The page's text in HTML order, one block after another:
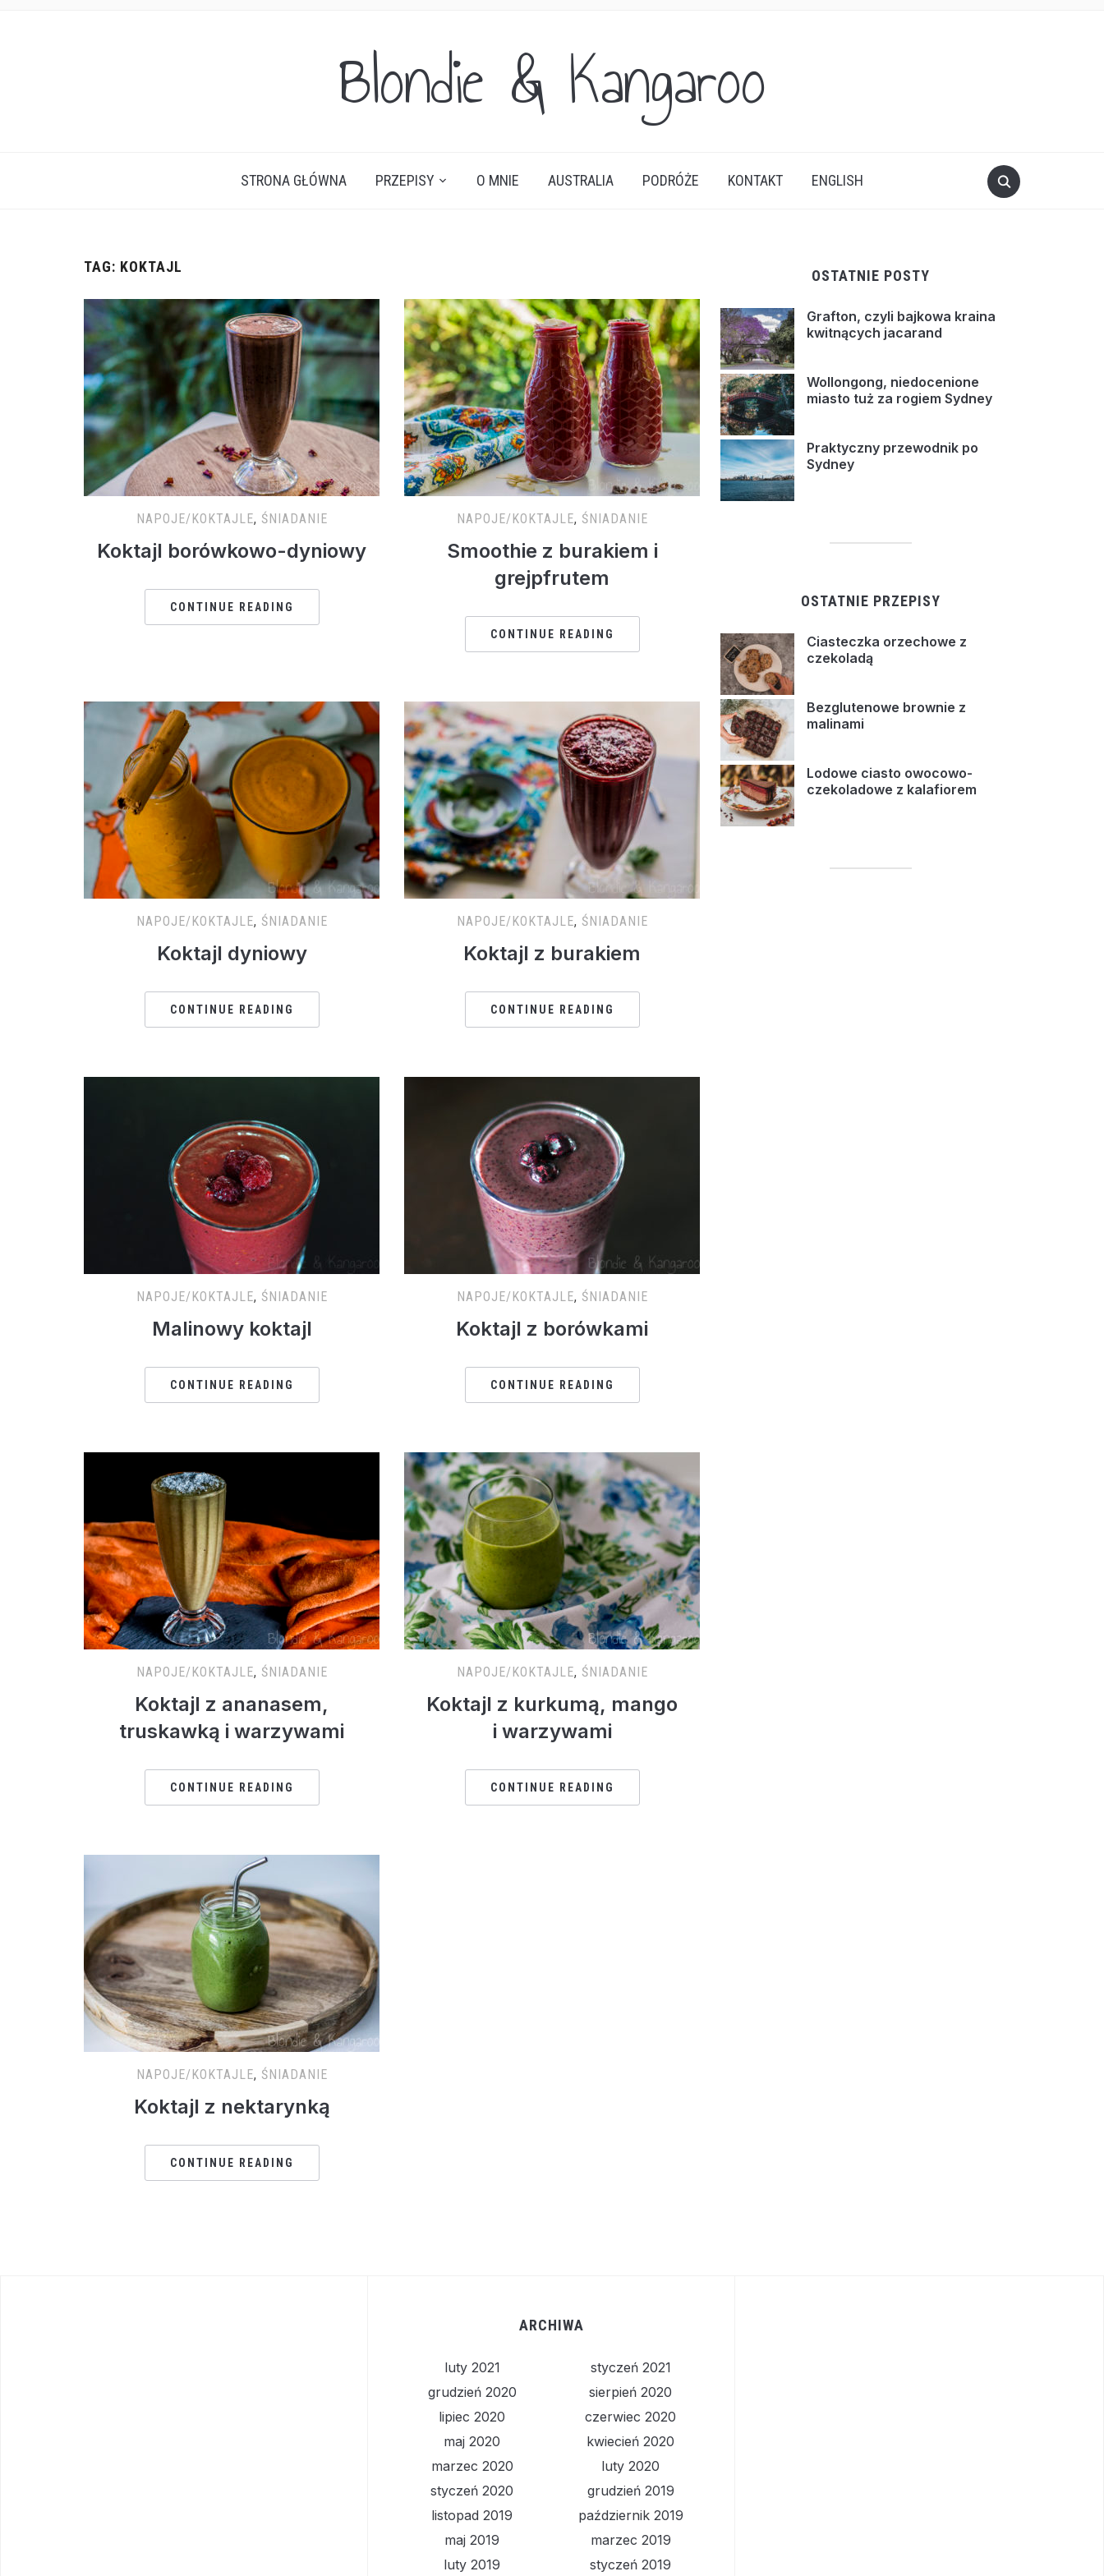
Blondie & Kangaroo
STRONA GŁÓWNA PRZEPISY O MNIE AUSTRALIA PODRÓŻE KONTAKT ENGLISH
TAG: KOKTAJL
NAPOJE/KOKTAJLE, ŚNIADANIE
Koktajl borówkowo-dyniowy
CONTINUE READING
NAPOJE/KOKTAJLE, ŚNIADANIE
Smoothie z burakiem i
grejpfrutem
CONTINUE READING
NAPOJE/KOKTAJLE, ŚNIADANIE
Koktajl dyniowy
CONTINUE READING
NAPOJE/KOKTAJLE, ŚNIADANIE
Koktajl z burakiem
CONTINUE READING
NAPOJE/KOKTAJLE, ŚNIADANIE
Malinowy koktajl
CONTINUE READING
NAPOJE/KOKTAJLE, ŚNIADANIE
Koktajl z borówkami
CONTINUE READING
NAPOJE/KOKTAJLE, ŚNIADANIE
Koktajl z ananasem,
truskawką i warzywami
CONTINUE READING
NAPOJE/KOKTAJLE, ŚNIADANIE
Koktajl z kurkumą, mango
i warzywami
CONTINUE READING
NAPOJE/KOKTAJLE, ŚNIADANIE
Koktajl z nektarynką
CONTINUE READING
OSTATNIE POSTY
Grafton, czyli bajkowa kraina
kwitnących jacarand
Wollongong, niedocenione
miasto tuż za rogiem Sydney
Praktyczny przewodnik po
Sydney
OSTATNIE PRZEPISY
Ciasteczka orzechowe z
czekoladą
Bezglutenowe brownie z
malinami
Lodowe ciasto owocowo-
czekoladowe z kalafiorem
ARCHIWA
luty 2021
styczeń 2021
grudzień 2020
sierpień 2020
lipiec 2020
czerwiec 2020
maj 2020
kwiecień 2020
marzec 2020
luty 2020
styczeń 2020
grudzień 2019
listopad 2019
październik 2019
maj 2019
marzec 2019
luty 2019
styczeń 2019